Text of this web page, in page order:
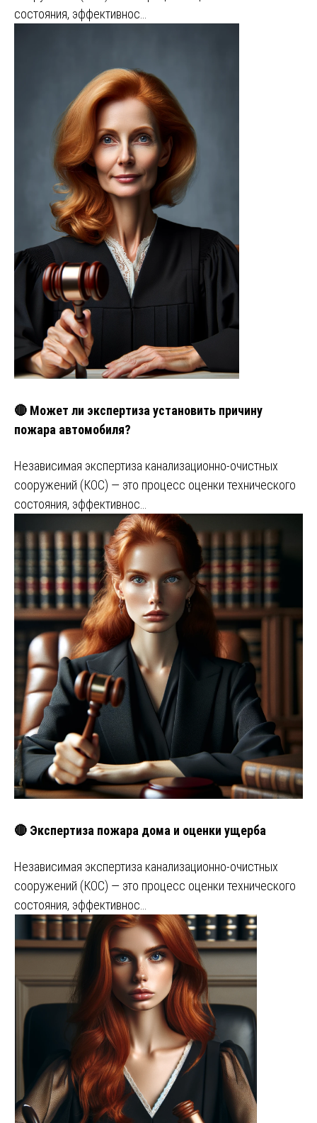
состояния, эффективнос…
🔴 Может ли экспертиза установить причину
пожара автомобиля?
Независимая экспертиза канализационно-очистных
сооружений (КОС) — это процесс оценки технического
состояния, эффективнос…
🔴 Экспертиза пожара дома и оценки ущерба
Независимая экспертиза канализационно-очистных
сооружений (КОС) — это процесс оценки технического
состояния, эффективнос…